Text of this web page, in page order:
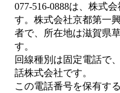
077-516-0888は、 株式会
す。 株式会社京都第一
者で、所在地は滋賀県
す。
回線種別は固定電話で
話株式会社です。
この電話番号を保有す